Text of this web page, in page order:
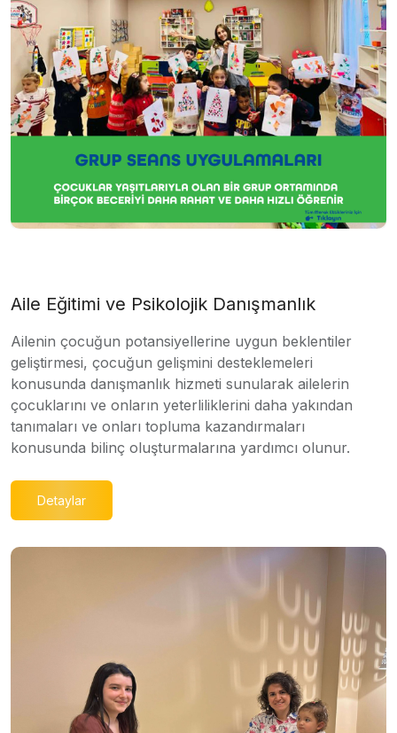
Aile Eğitimi ve Psikolojik Danışmanlık
Ailenin çocuğun potansiyellerine uygun beklentiler
geliştirmesi, çocuğun gelişmini desteklemeleri
konusunda danışmanlık hizmeti sunularak ailelerin
çocuklarını ve onların yeterliliklerini daha yakından
tanımaları ve onları topluma kazandırmaları
konusunda bilinç oluşturmalarına yardımcı olunur.
Detaylar